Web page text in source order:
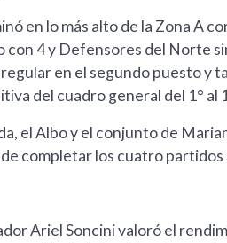
en lo más alto de la Zona A
con 4 y Defensores del Norte
en el segundo puesto y
del cuadro general del 1° al
el Albo y el conjunto de
completar los cuatro
Ariel Soncini valoró el